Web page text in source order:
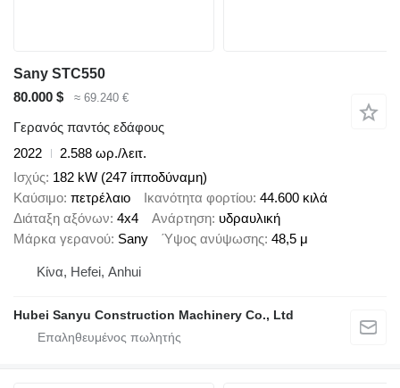
Sany STC550
80.000 $
≈ 69.240 €
Γερανός παντός εδάφους
2022
2.588 ωρ./λειτ.
Ισχύς 182 kW (247 ίπποδύναμη)
Καύσιμο πετρέλαιο Ικανότητα φορτίου 44.600 κιλά
Διάταξη αξόνων 4x4 Ανάρτηση υδραυλική
Μάρκα γερανού Sany Ύψος ανύψωσης 48,5 μ
Κίνα, Hefei, Anhui
Hubei Sanyu Construction Machinery Co., Ltd